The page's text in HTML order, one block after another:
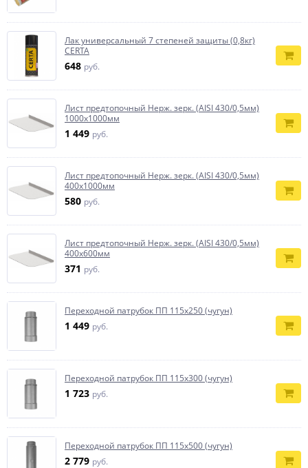
Лак универсальный 7 степеней защиты (0,8кг)
CERTA
648 руб.
Лист предтопочный Нерж. зерк. (AISI 430/0,5мм)
1000х1000мм
1 449 руб.
Лист предтопочный Нерж. зерк. (AISI 430/0,5мм)
400х1000мм
580 руб.
Лист предтопочный Нерж. зерк. (AISI 430/0,5мм)
400х600мм
371 руб.
Переходной патрубок ПП 115х250 (чугун)
1 449 руб.
Переходной патрубок ПП 115х300 (чугун)
1 723 руб.
Переходной патрубок ПП 115х500 (чугун)
2 779 руб.